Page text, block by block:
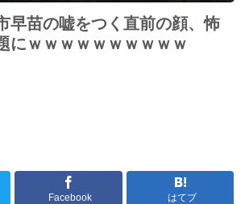
早苗の嘘をつく直前の顔、怖
にｗｗｗｗｗｗｗｗｗｗ
Facebook はてブ